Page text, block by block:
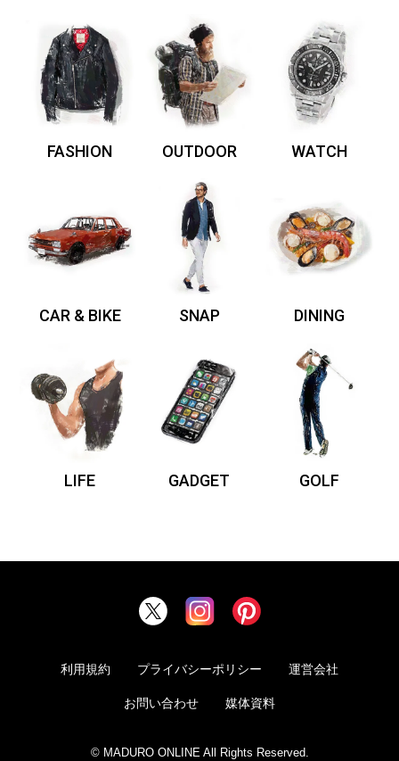
FASHION OUTDOOR WATCH
CAR & BIKE SNAP DINING
LIFE GADGET GOLF
利用規約 プライバシーポリシー 運営会社
お問い合わせ 媒体資料
© MADURO ONLINE All Rights Reserved.